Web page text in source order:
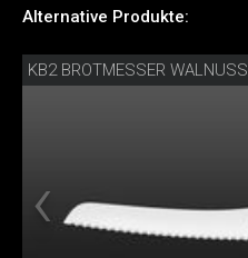
Alternative Produkte:
KB2 BROTMESSER WALNUSS